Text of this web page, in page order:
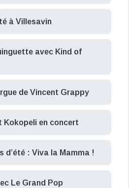
à Villesavin
avec Kind of
de Vincent Grappy
Kokopeli en concert
d’été : Viva la Mamma !
Le Grand Pop